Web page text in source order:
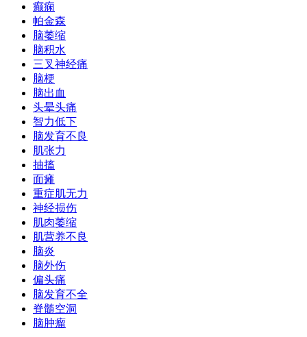
癫痫
帕金森
脑萎缩
脑积水
三叉神经痛
脑梗
脑出血
头晕头痛
智力低下
脑发育不良
肌张力
抽搐
面瘫
重症肌无力
神经损伤
肌肉萎缩
肌营养不良
脑炎
脑外伤
偏头痛
脑发育不全
脊髓空洞
脑肿瘤